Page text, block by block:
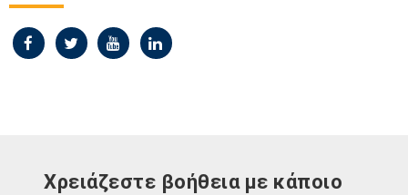
Χρειάζεστε βοήθεια με κάποιο